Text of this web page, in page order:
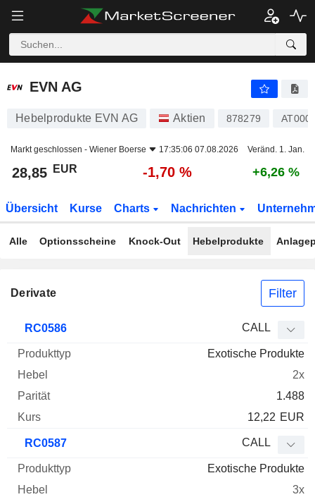
EVN AG
EVN AG
Hebelprodukte EVN AG Aktien 878279
Markt geschlossen - Wiener Boerse 17:35:06 07.08.2026 Veränd. 1. Jan.
28,85 EUR -1,70 % +6,26 %
Übersicht Kurse Charts Nachrichten
Alle Optionsscheine Knock-Out Hebelprodukte
Derivate Filter
WKN Typ
RC0586 CALL
Exotische Produkte
2x
1.488
12,22 EUR
RC0587 CALL
Exotische Produkte
3x